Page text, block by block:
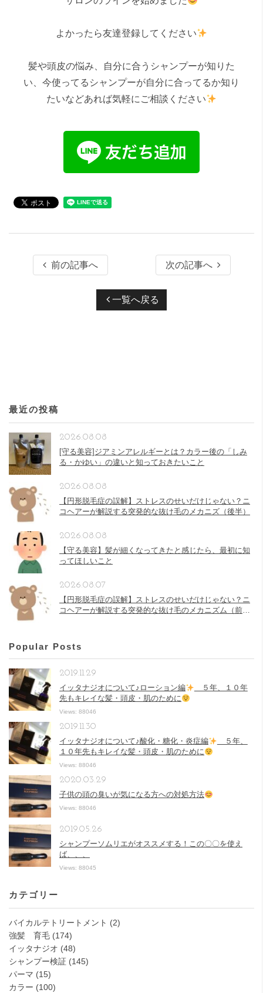
よかったら友達登録してください
髪や頭皮の悩み、自分に合うシャンプーが知りた
い、今使ってるシャンプーが自分に合ってるか知り
たいなどあれば気軽にご相談ください
前の記事へ 次の記事へ
一覧へ戻る
最近の投稿
[守る美容]ジアミンアレルギーとは？カラー後の「しみ
る・かゆい」の違いと知っておきたいこと
2026.08.08
【円形脱毛症の誤解】ストレスのせいだけじゃない？ニ
コヘアーが解説する突発的な抜け毛のメカニズ（後半）
2026.08.08
【守る美容】髪が細くなってきたと感じたら、最初に知
ってほしいこと
2026.08.08
【円形脱毛症の誤解】ストレスのせいだけじゃない？ニ
コヘアーが解説する突発的な抜け毛のメカニズム（前
2026.08.07
Popular Posts
イッタナジオについて♪ローション編
５年、１０年
先もキレイな髪・頭皮・肌のために
2019.11.29
Views: 88046
イッタナジオについて♪酸化・糖化・炎症編
５年、
１０年先もキレイな髪・頭皮・肌のために
2019.11.30
Views: 88046
子供の頭の臭いが気になる方への対処方法
2020.03.29
Views: 88046
シャンプーソムリエがオススメする！この〇〇を使え
ば、、、
2019.05.26
Views: 88045
カテゴリー
バイカルテトリートメント (2)
強髪 育毛 (174)
イッタナジオ (48)
シャンプー検証 (145)
パーマ (15)
カラー (100)